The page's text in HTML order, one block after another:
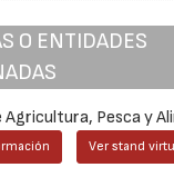
O ENTIDADES
Agricultura, Pesca y
Ver stand